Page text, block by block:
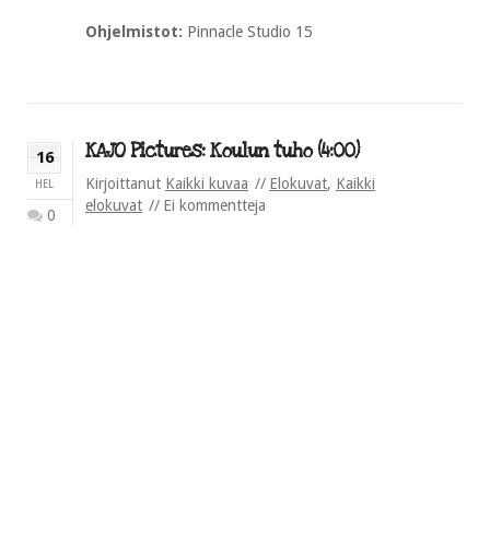
Ohjelmistot: Pinnacle Studio 15
16
HEL
0
KAJO Pictures: Koulun tuho (4:00)
Kirjoittanut Kaikki kuvaa Elokuvat, Kaikki
elokuvat
Ei kommentteja